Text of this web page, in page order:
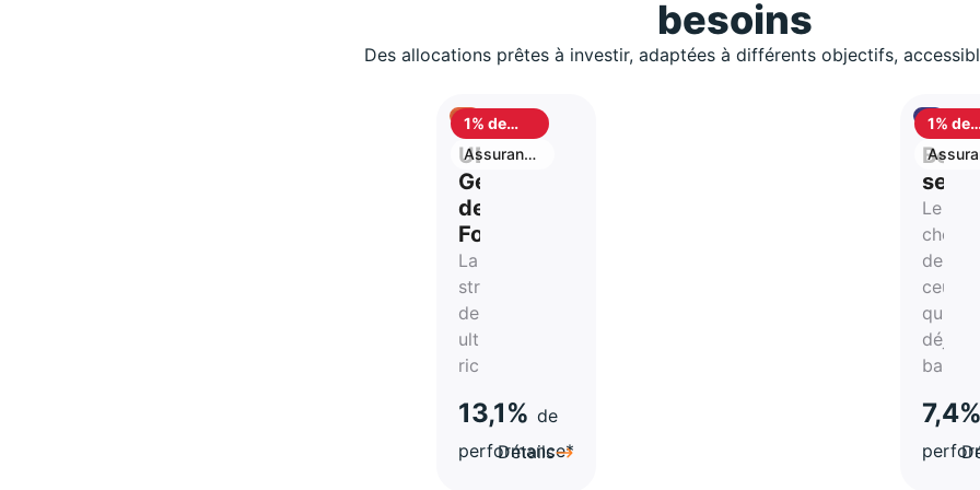
besoins
Des allocations prêtes à investir, adaptées à différents objectifs,
1% de
cashback
Assurance
vie
UBS
Gestion
de
Fortune
La
stratégie
des
ultra-
riches
13,1% de
performance*
Détails
1% de
vie
Best-
seller
Le
choix
de
ceux
qui ont
déjà
basculé
7,4%